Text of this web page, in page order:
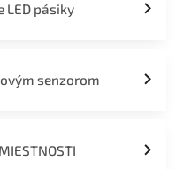
LED pásiky
senzorom